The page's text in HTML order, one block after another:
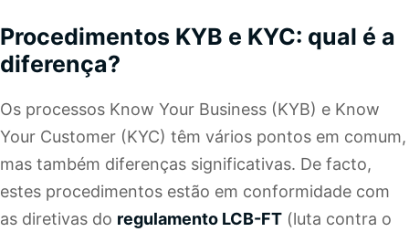
Procedimentos KYB e KYC: qual é a
diferença?
Os processos Know Your Business (KYB) e Know
Your Customer (KYC) têm vários pontos em comum,
mas também diferenças significativas. De facto,
estes procedimentos estão em conformidade com
as diretivas do regulamento LCB-FT (luta contra o